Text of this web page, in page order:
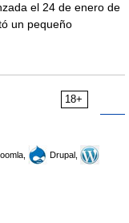
el 24 de enero de
un pequeño
18+
Drupal,